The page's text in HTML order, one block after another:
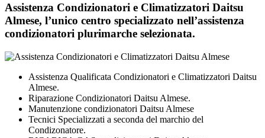
Assistenza Condizionatori e Climatizzatori Daitsu
Almese, l’unico centro specializzato nell’assistenza
condizionatori plurimarche selezionata.
Assistenza Qualificata Condizionatori e Climatizzatori Daitsu
Almese.
Riparazione Condizionatori Daitsu Almese.
Manutenzione condizionatori Daitsu Almese
Tecnici Specializzati a seconda del marchio del
Condizonatore.